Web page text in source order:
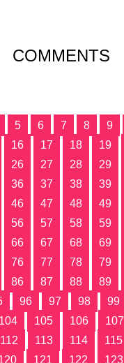
COMMENTS
5 6 7 8 9
16 17 18 19
26 27 28 29
36 37 38 39
46 47 48 49
56 57 58 59
66 67 68 69
76 77 78 79
86 87 88 89
96 97 98 99
104 105 106 107
112 113 114 115
121 122 123